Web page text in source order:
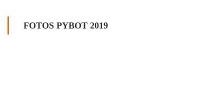
FOTOS PYBOT 2019